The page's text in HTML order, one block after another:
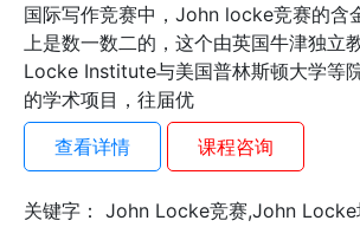
国际写作竞赛中，John locke竞赛的含
上是数一数二的，这个由英国牛津独立
Locke Institute与美国普林斯顿大学等
的学术项目，往届优
查看详情
课程咨询
关键字： John Locke竞赛,John